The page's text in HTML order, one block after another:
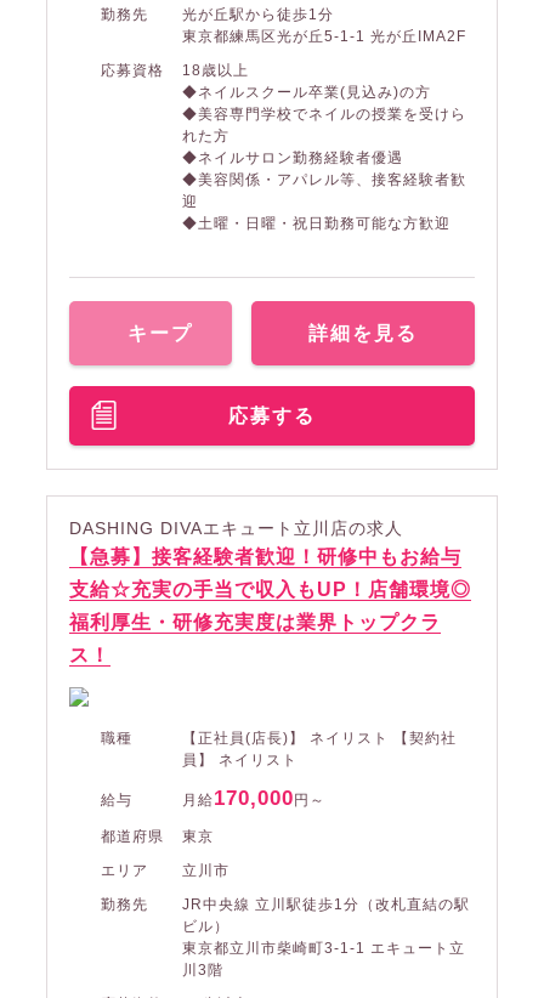
勤務先
光が丘駅から徒歩1分
東京都練馬区光が丘5-1-1 光が丘IMA2F
応募資格
18歳以上
◆ネイルスクール卒業(見込み)の方
◆美容専門学校でネイルの授業を受けら
れた方
◆ネイルサロン勤務経験者優遇
◆美容関係・アパレル等、接客経験者歓
迎
◆土曜・日曜・祝日勤務可能な方歓迎
キープ 詳細を見る
応募する
DASHING DIVAエキュート立川店の求人
【急募】接客経験者歓迎！研修中もお給与
支給☆充実の手当で収入もUP！店舗環境◎
福利厚生・研修充実度は業界トップクラ
ス！
職種
【正社員(店長)】 ネイリスト 【契約社
員】 ネイリスト
給与 月給170,000 円～
都道府県
東京
エリア
立川市
勤務先
JR中央線 立川駅徒歩1分（改札直結の駅
ビル）
東京都立川市柴崎町3-1-1 エキュート立
川3階